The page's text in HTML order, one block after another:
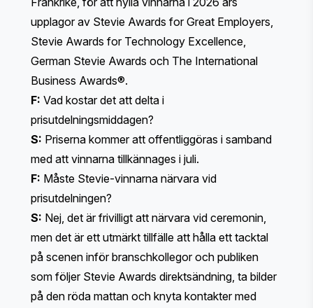
upplagor av Stevie Awards for Great Employers,
Stevie Awards for Technology Excellence,
German Stevie Awards och The International
Business Awards®.
F: Vad kostar det att delta i
prisutdelningsmiddagen?
S: Priserna kommer att offentliggöras i samband
med att vinnarna tillkännages i juli.
F: Måste Stevie-vinnarna närvara vid
prisutdelningen?
S: Nej, det är frivilligt att närvara vid ceremonin,
men det är ett utmärkt tillfälle att hålla ett tacktal
på scenen inför branschkollegor och publiken
som följer Stevie Awards direktsändning, ta bilder
på den röda mattan och knyta kontakter med